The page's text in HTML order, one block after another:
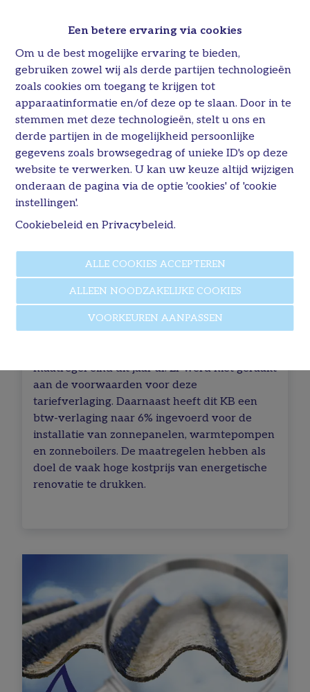
Een betere ervaring via cookies
Om u de best mogelijke ervaring te bieden,
gebruiken zowel wij als derde partijen technologieën
zoals cookies om toegang te krijgen tot
apparaatinformatie en/of deze op te slaan. Door in te
stemmen met deze technologieën, stelt u ons en
derde partijen in de mogelijkheid persoonlijke
gegevens zoals browsegedrag of unieke ID's op deze
website te verwerken. U kan uw keuze altijd wijzigen
onderaan de pagina via de optie 'cookies' of 'cookie
instellingen'.
Cookiebeleid enPrivacybeleid.
ALLE COOKIES ACCEPTEREN
ALLEEN NOODZAKELIJKE COOKIES
VOORKEUREN AANPASSEN
Verlaagd btw-tarief voor sloop en
heropbouw wordt één jaar
verlengd
De verlaagde btw van 6% op sloop en
wederopbouw wordt verlengd tot eind 2023
maatregel eind dit jaar af. Er werd niet geraakt
aan de voorwaarden voor deze
tariefverlaging. Daarnaast heeft dit KB een
btw-verlaging naar 6% ingevoerd voor de
installatie van zonnepanelen, warmtepompen
en zonneboilers. De maatregelen hebben als
doel de vaak hoge kostprijs van energetische
renovatie te drukken.